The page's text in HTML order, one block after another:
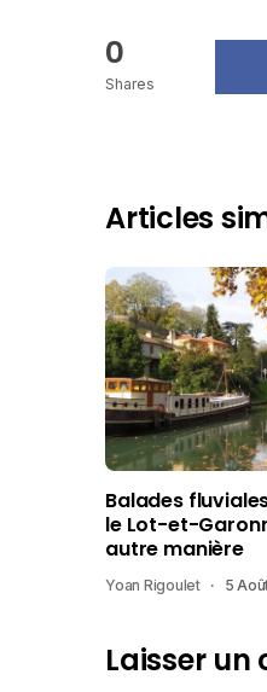
0
Shares
Articles
Balades
le Lot-et-
autre manière
Yoan Rigoulet 5
Laisser